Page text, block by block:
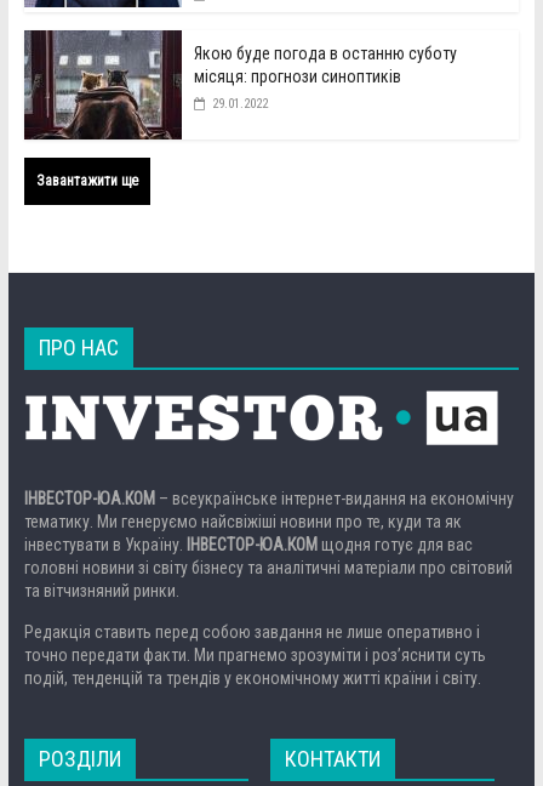
Якою буде погода в останню суботу
місяця: прогнози синоптиків
29.01.2022
Завантажити ще
ПРО НАС
ІНВЕСТОР-ЮА.КОМ – всеукраїнське інтернет-видання на економічну
тематику. Ми генеруємо найсвіжіші новини про те, куди та як
інвестувати в Україну. ІНВЕСТОР-ЮА.КОМ щодня готує для вас
головні новини зі світу бізнесу та аналітичні матеріали про світовий
та вітчизняний ринки.
Редакція ставить перед собою завдання не лише оперативно і
точно передати факти. Ми прагнемо зрозуміти і роз’яснити суть
подій, тенденцій та трендів у економічному житті країни і світу.
РОЗДІЛИ КОНТАКТИ